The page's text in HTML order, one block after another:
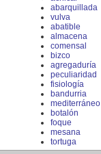
abarquillada
vulva
abatible
almacena
comensal
bizco
agregaduría
peculiaridad
fisiología
bandurria
mediterráneo
botalón
foque
mesana
tortuga